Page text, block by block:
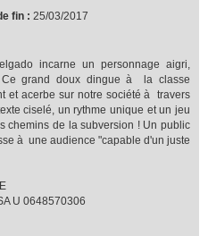
fin : 25/03/2017
incarne un personnage aigri,
Ce grand doux dingue à la classe
et acerbe sur notre société à travers
ciselé, un rythme unique et un jeu
chemins de la subversion ! Un public
à une audience "capable d'un juste
U 0648570306